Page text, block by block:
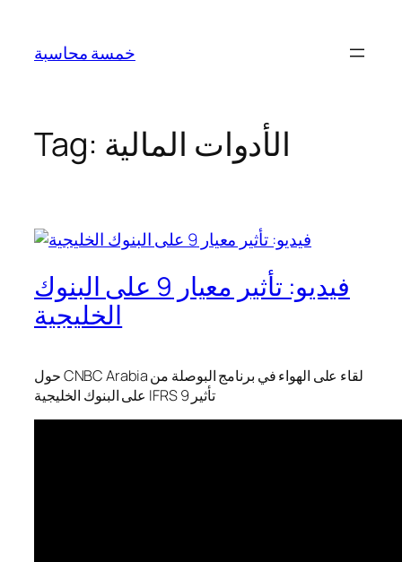
content
خمسة محاسبة
Tag: الأدوات المالية
فيديو: تأثير معيار 9 على البنوك
الخليجية
لقاء على الهواء في برنامج البوصلة من CNBC Arabia حول
تأثير IFRS 9 على البنوك الخليجية